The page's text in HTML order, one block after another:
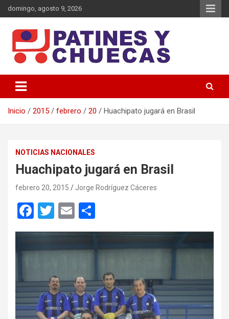
Saltar
al
domingo, agosto 9, 2026
Patines y Chuecas
Inicio 2015 febrero 20 Huachipato jugará en Brasil
NOTICIAS NACIONALES
Huachipato jugará en Brasil
febrero 20, 2015 Jorge Rodríguez Cáceres
F
a
b
o
o
k
T
wi
er
E
m o
p
ar
tir